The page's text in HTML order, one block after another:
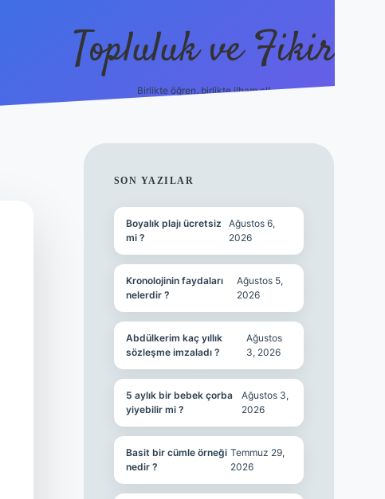
Topluluk ve Fikir
Birlikte öğren, birlikte ilham al!
SIDEBAR
SON YAZILAR
Boyalık plajı ücretsiz
mi ?
Ağustos 6,
2026
Kronolojinin faydaları
nelerdir ?
Ağustos 5,
2026
Abdülkerim kaç yıllık
sözleşme imzaladı ?
Ağustos
3, 2026
5 aylık bir bebek çorba
yiyebilir mi ?
Ağustos 3,
2026
Basit bir cümle örneği
nedir ?
Temmuz 29,
2026
tulipbetgiris.org